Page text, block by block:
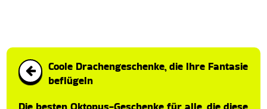
Coole Drachengeschenke, die Ihre Fantasie
beflügeln